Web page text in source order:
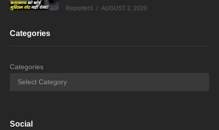
Reporter3 AUGUST 2, 2020
Categories
Categories
Social